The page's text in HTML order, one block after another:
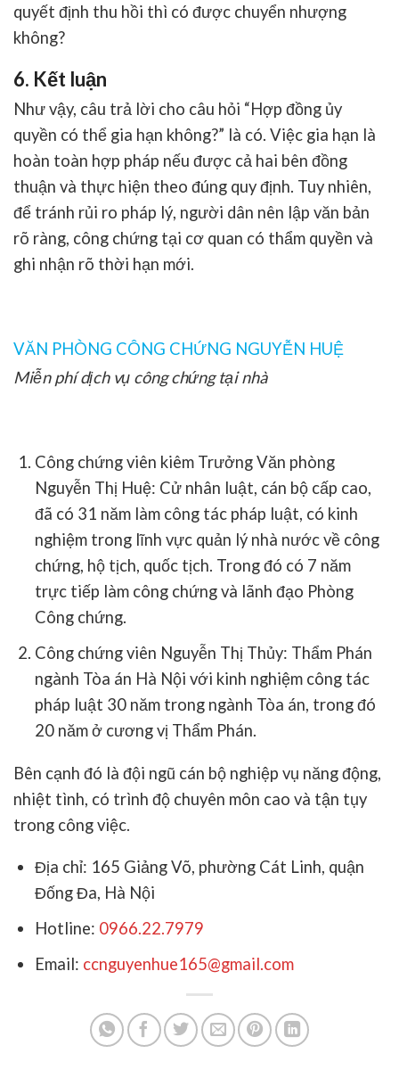
quyết định thu hồi thì có được chuyển nhượng
không?
6. Kết luận
Như vậy, câu trả lời cho câu hỏi “Hợp đồng ủy
quyền có thể gia hạn không?” là có. Việc gia hạn là
hoàn toàn hợp pháp nếu được cả hai bên đồng
thuận và thực hiện theo đúng quy định. Tuy nhiên,
để tránh rủi ro pháp lý, người dân nên lập văn bản
rõ ràng, công chứng tại cơ quan có thẩm quyền và
ghi nhận rõ thời hạn mới.
VĂN PHÒNG CÔNG CHỨNG NGUYỄN HUỆ
Miễn phí dịch vụ công chứng tại nhà
Công chứng viên kiêm Trưởng Văn phòng
Nguyễn Thị Huệ: Cử nhân luật, cán bộ cấp cao,
đã có 31 năm làm công tác pháp luật, có kinh
nghiệm trong lĩnh vực quản lý nhà nước về công
chứng, hộ tịch, quốc tịch. Trong đó có 7 năm
trực tiếp làm công chứng và lãnh đạo Phòng
Công chứng.
Công chứng viên Nguyễn Thị Thủy: Thẩm Phán
ngành Tòa án Hà Nội với kinh nghiệm công tác
pháp luật 30 năm trong ngành Tòa án, trong đó
20 năm ở cương vị Thẩm Phán.
Bên cạnh đó là đội ngũ cán bộ nghiệp vụ năng động,
nhiệt tình, có trình độ chuyên môn cao và tận tụy
trong công việc.
Địa chỉ: 165 Giảng Võ, phường Cát Linh, quận
Đống Đa, Hà Nội
Hotline: 0966.22.7979
Email: ccnguyenhue165@gmail.com